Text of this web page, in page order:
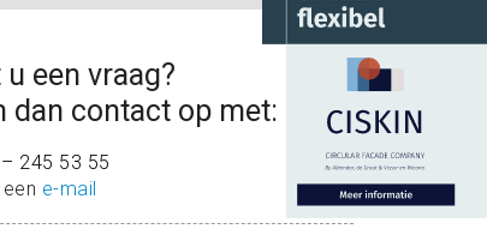
u een vraag?
dan contact op met:
245 53 55
e-mail